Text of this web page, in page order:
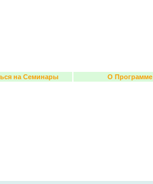
на Семинары О Программе